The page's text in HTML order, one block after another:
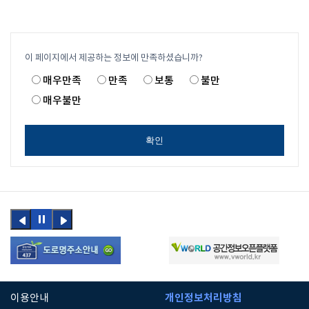
이 페이지에서 제공하는 정보에 만족하셨습니까?
매우만족 만족 보통
불만
매우불만
확인
이전
버튼
정지
다음
버튼
이용안내 개인정보처리방침